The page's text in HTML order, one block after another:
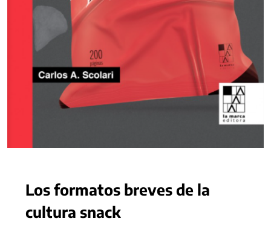
Los formatos breves de la
cultura snack